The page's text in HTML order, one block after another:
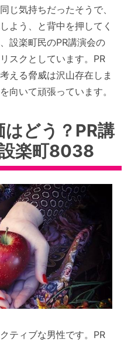
じ気持ちだったそうで、
よう、と背中を押してく
設楽町民のPR講演会の
スクとしています。PR
える脅威は沢山存在しま
向いて頑張っています。
どう？PR講
楽町8038
ティブな男性です。PR